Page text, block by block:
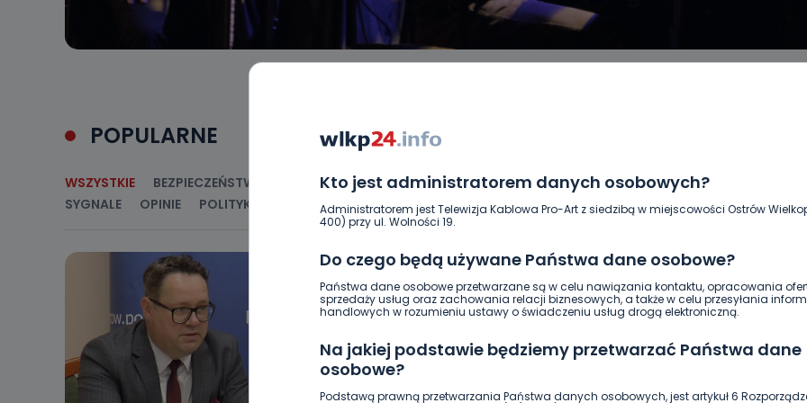
Kto jest administratorem danych osobowych?
Administratorem jest Telewizja Kablowa Pro-Art z siedzibą w miejscowości Ostrów
400) przy ul. Wolności 19.
Do czego będą używane Państwa dane osobowe?
Państwa dane osobowe przetwarzane są w celu nawiązania kontaktu, opracowania
sprzedaży usług oraz zachowania relacji biznesowych, a także w celu przesyłania
handlowych w rozumieniu ustawy o świadczeniu usług drogą elektroniczną.
Na jakiej podstawie będziemy przetwarzać Państwa dane
osobowe?
Podstawą prawną przetwarzania Państwa danych osobowych, jest artykuł 6
POPULARNE
WSZYSTKIE BEZPIECZEŃSTWO CIEKAWOSTKI EDUKACJA GOSPODARKA I FINANSE HISTORIA
SYGNALE
OPINIE POLITYKA RELIGIA SAMORZĄD ŚRODOWISKO WASZE INFO WSZYSTKICH ŚWIĘTYCH